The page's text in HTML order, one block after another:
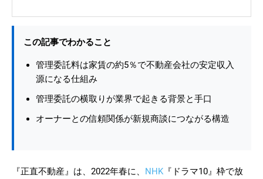
この記事でわかること
管理委託料は家賃の約5％で不動産会社の安定収入
源になる仕組み
管理委託の横取りが業界で起きる背景と手口
オーナーとの信頼関係が新規商談につながる構造
『正直不動産』は、2022年春に、 NHK 『ドラマ10』 枠で放